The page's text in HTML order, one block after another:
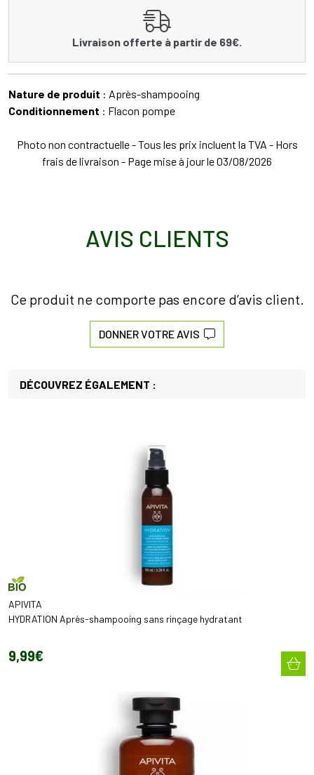
Livraison offerte à partir de 69€.
Nature de produit : Après-shampooing
Conditionnement : Flacon pompe
Photo non contractuelle - Tous les prix incluent la TVA - Hors
frais de livraison - Page mise à jour le 03/08/2026
AVIS CLIENTS
Ce produit ne comporte pas encore d’avis client.
DONNER VOTRE AVIS
DÉCOUVREZ ÉGALEMENT :
APIVITA
HYDRATION Après-shampooing sans rinçage hydratant
9,99€